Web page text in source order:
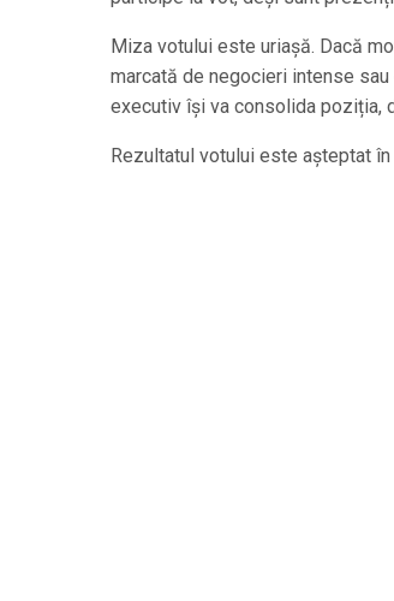
Miza votului este uriașă. Dacă
marcată de negocieri intense
executiv își va consolida poziția,
Rezultatul votului este așteptat